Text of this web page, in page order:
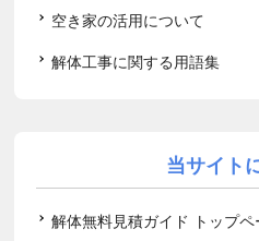
空き家の活用について
解体工事に関する用語集
当サイト
解体無料見積ガイド トップペ